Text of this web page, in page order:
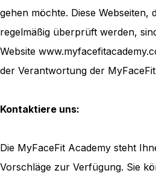
gehen möchte. Diese Webseiten,
regelmäßig überprüft werden,
Website
der Verantwortung der
Kontaktiere uns:
Die MyFaceFit Academy steht
Vorschläge zur Verfügung. Sie